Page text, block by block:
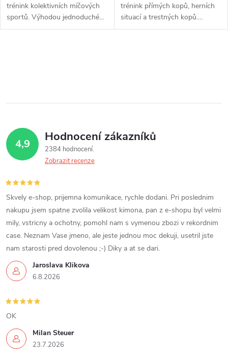
trénink kolektivních míčových
sportů. Výhodou jednoduché...
trénink přímých kopů, herních
situací a trestných kopů....
l
d
a
c
í
p
r
v
k
y
v
ý
4,9 Hodnocení zákazníků
2384 hodnocení
Zobrazit recenze
Jaroslava Klikova
6.8.2026
Skvely e-shop, prijemna komunikace, rychle dodani. Pri poslednim
nakupu jsem spatne zvolila velikost kimona, pan z e-shopu byl velmi
mily, vstricny a ochotny, pomohl nam s vymenou zbozi v rekordnim
case. Neznam Vase jmeno, ale jeste jednou moc dekuji, usetril jste
nam starosti pred dovolenou ;-) Diky a at se dari.
Milan Steuer
23.7.2026
OK